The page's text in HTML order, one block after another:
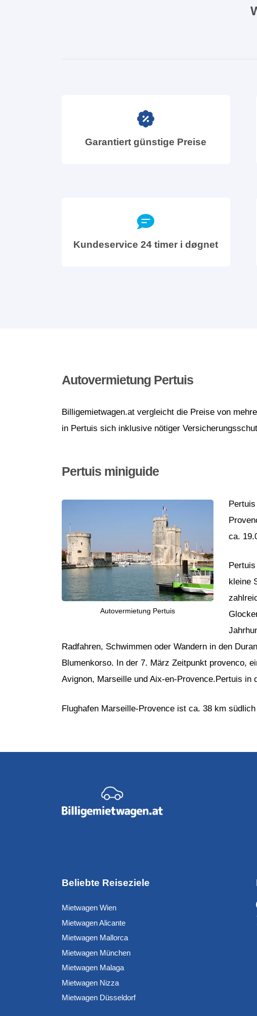
Garantiert günstige Preise
Kundeservice 24 timer i døgnet
Autovermietung Pertuis
Billigemietwagen.at vergleicht die Preise von
in Pertuis sich inklusive nötiger
Pertuis miniguide
Autovermietung Pertuis
ca.
kleine
Radfahren, Schwimmen oder Wandern in den
Blumenkorso. In der 7. März Zeitpunkt provenco,
Avignon, Marseille und Aix-en-Provence.Pertuis in
Flughafen Marseille-Provence ist ca. 38 km
Beliebte Reiseziele
Mietwagen Wien
Mietwagen Alicante
Mietwagen Mallorca
Mietwagen München
Mietwagen Malaga
Mietwagen Nizza
Mietwagen Düsseldorf